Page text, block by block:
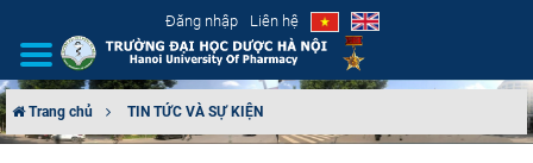
Đăng nhập Liên hệ
Trang chủ TIN TỨC VÀ SỰ KIỆN